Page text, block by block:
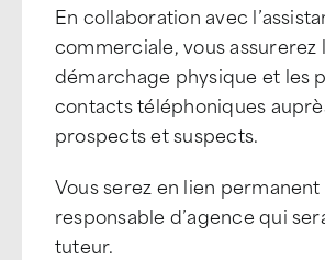
En collaboration avec
commerciale, vous assurerez
démarchage physique et les
contacts téléphoniques
prospects et suspects.
Vous serez en lien permanent
responsable d’agence qui
tuteur.